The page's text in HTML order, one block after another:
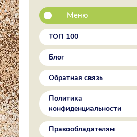
Меню
ТОП 100
Блог
Обратная связь
Политика
конфиденциальности
Правообладателям